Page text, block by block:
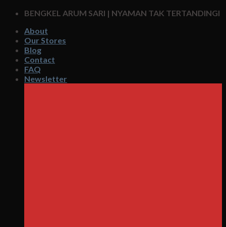
Skip
content
BENGKEL ARUM SARI | NYAMAN TAK TERTANDINGI
About
Our Stores
Blog
Contact
FAQ
Newsletter